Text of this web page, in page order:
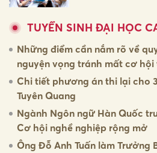
TUYỂN SINH ĐẠI HỌC
Những điểm cần nắm rõ về
nguyện vọng tránh mất cơ hội
Chi tiết phương án thi lại cho
Tuyên Quang
Ngành Ngôn ngữ Hàn Quốc
Cơ hội nghề nghiệp rộng mở
Ông Đỗ Anh Tuấn làm Trưởng